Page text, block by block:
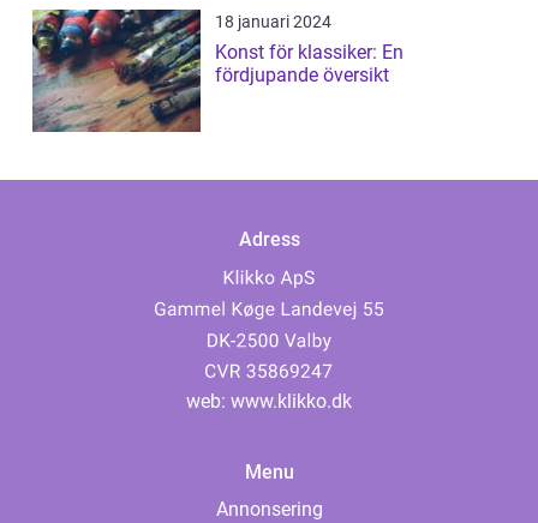
18 januari 2024
Konst för klassiker: En
fördjupande översikt
Adress
web: www.klikko.dk
Menu
Annonsering